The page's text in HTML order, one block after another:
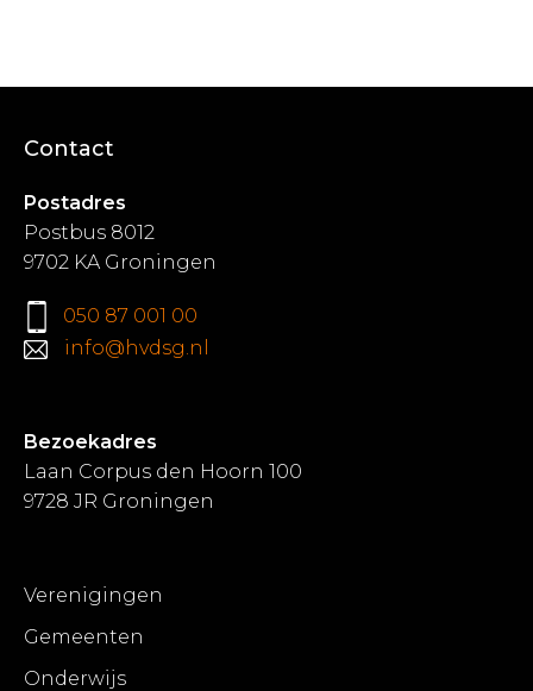
Contact
Postadres
Postbus 8012
9702 KA Groningen
050 87 001 00
info@hvdsg.nl
Bezoekadres
Laan Corpus den Hoorn 100
9728 JR Groningen
Verenigingen
Gemeenten
Onderwijs